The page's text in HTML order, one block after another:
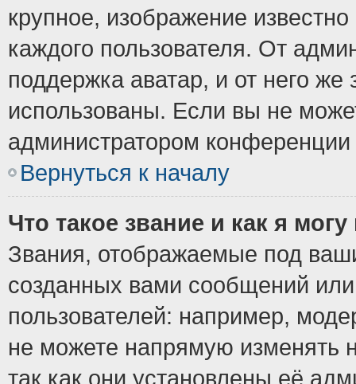
крупное, изображение
каждого пользователя. От
поддержка аватар, и от него же
использованы. Если вы не
администратором
Вернуться к началу
Что такое звание и как я
Звания, отображаемые под
созданных вами сообщений
пользователей: например,
не можете напрямую изменять
так как они установлены её